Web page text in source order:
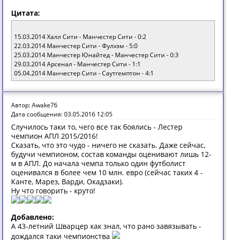
Цитата:
15.03.2014 Халл Сити - Манчестер Сити - 0:2
22.03.2014 Манчестер Сити - Фулхэм - 5:0
25.03.2014 Манчестер Юнайтед - Манчестер Сити - 0:3
29.03.2014 Арсенал - Манчестер Сити - 1:1
05.04.2014 Манчестер Сити - Саутгемптон - 4:1
Автор: Awake76
Дата сообщения: 03.05.2016 12:05
Случилось таки то, чего все так боялись - Лестер
чемпион АПЛ 2015/2016!
Сказать, что это чудо - ничего не сказать. Даже сейчас,
будучи чемпионом, состав команды оценивают лишь 12-
м в АПЛ. До начала чемпа только один футболист
оценивался в более чем 10 млн. евро (сейчас таких 4 -
Канте, Марез, Варди, Окадзаки).
Ну что говорить - круто!
Добавлено:
А 43-летний Шварцер как знал, что рано завязывать -
дождался таки чемпионства